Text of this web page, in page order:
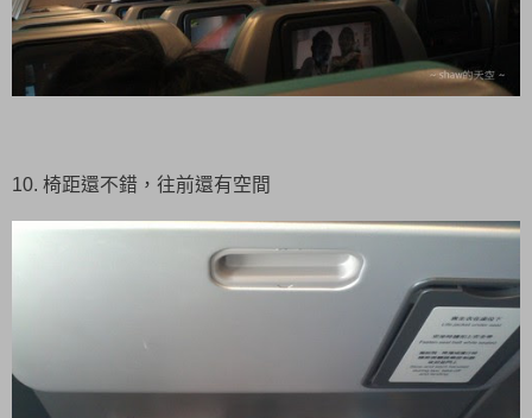
10. 椅距還不錯，往前還有空間